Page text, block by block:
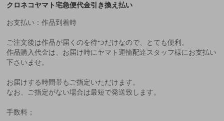
クロネコヤマト宅急便代金引き換え払い
お支払い：作品到着時
ご注文後は作品が届くのを待つだけなので、とても便利。
作品購入代金は、お届け時にヤマト運輸配達スタッフ様にお支払い
下さいませ。
お届けする時間帯もご指定いただけます。
なお、ご指定がない場合は最短で発送致します。
手数料；